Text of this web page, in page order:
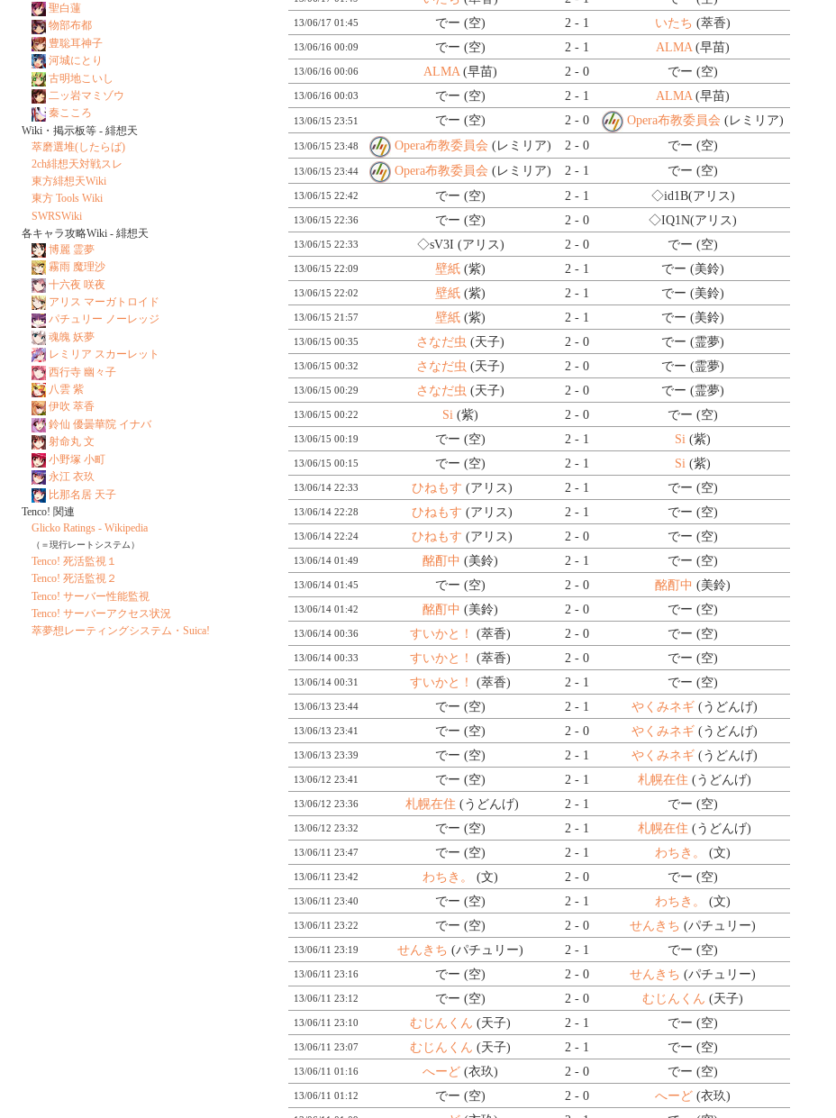
13/06/17 01:45 でー (空) 2 - 1 いたち (萃香)
13/06/16 00:09 でー (空) 2 - 1 ALMA(早苗)
13/06/16 00:06 ALMA(早苗) 2 - 0 でー (空)
13/06/16 00:03 でー (空) 2 - 1 ALMA(早苗)
13/06/15 23:51 でー (空) 2 - 0 Opera布教委員会 (レミリア)
13/06/15 23:48 Opera布教委員会 (レミリア) 2 - 0 でー (空)
13/06/15 23:44 Opera布教委員会 (レミリア) 2 - 1 でー (空)
13/06/15 22:42 でー (空) 2 - 1 ◇id1B(アリス)
13/06/15 22:36 でー (空) 2 - 0 ◇IQ1N(アリス)
13/06/15 22:33 ◇sV3I (アリス) 2 - 0 でー (空)
13/06/15 22:09 壁紙 (紫) 2 - 1 でー (美鈴)
13/06/15 22:02 壁紙 (紫) 2 - 1 でー (美鈴)
13/06/15 21:57 壁紙 (紫) 2 - 1 でー (美鈴)
13/06/15 00:35 さなだ虫 (天子) 2 - 0 でー (霊夢)
13/06/15 00:32 さなだ虫 (天子) 2 - 0 でー (霊夢)
13/06/15 00:29 さなだ虫 (天子) 2 - 0 でー (霊夢)
13/06/15 00:22 Si (紫) 2 - 0 でー (空)
13/06/15 00:19 でー (空) 2 - 1 Si (紫)
13/06/15 00:15 でー (空) 2 - 1 Si (紫)
13/06/14 22:33 ひねもす (アリス) 2 - 1 でー (空)
13/06/14 22:28 ひねもす (アリス) 2 - 1 でー (空)
13/06/14 22:24 ひねもす (アリス) 2 - 0 でー (空)
13/06/14 01:49 酩酊中 (美鈴) 2 - 1 でー (空)
13/06/14 01:45 でー (空) 2 - 0 酩酊中 (美鈴)
13/06/14 01:42 酩酊中 (美鈴) 2 - 0 でー (空)
13/06/14 00:36 すいかと！ (萃香) 2 - 0 でー (空)
13/06/14 00:33 すいかと！ (萃香) 2 - 0 でー (空)
13/06/14 00:31 すいかと！ (萃香) 2 - 1 でー (空)
13/06/13 23:44 でー (空) 2 - 1 やくみネギ (うどんげ)
13/06/13 23:41 でー (空) 2 - 0 やくみネギ (うどんげ)
13/06/13 23:39 でー (空) 2 - 1 やくみネギ (うどんげ)
13/06/12 23:41 でー (空) 2 - 1 札幌在住 (うどんげ)
13/06/12 23:36 札幌在住 (うどんげ) 2 - 1 でー (空)
13/06/12 23:32 でー (空) 2 - 1 札幌在住 (うどんげ)
13/06/11 23:47 でー (空) 2 - 1 わちき。 (文)
13/06/11 23:42 わちき。 (文) 2 - 0 でー (空)
13/06/11 23:40 でー (空) 2 - 1 わちき。 (文)
13/06/11 23:22 でー (空) 2 - 0 せんきち (パチュリー)
13/06/11 23:19 せんきち (パチュリー) 2 - 1 でー (空)
13/06/11 23:16 でー (空) 2 - 0 せんきち (パチュリー)
13/06/11 23:12 でー (空) 2 - 0 むじんくん (天子)
13/06/11 23:10 むじんくん (天子) 2 - 1 でー (空)
13/06/11 23:07 むじんくん (天子) 2 - 1 でー (空)
13/06/11 01:16 へーど (衣玖) 2 - 0 でー (空)
13/06/11 01:12 でー (空) 2 - 0 へーど (衣玖)
聖白蓮
物部布都
豊聡耳神子
河城にとり
古明地こいし
二ッ岩マミゾウ
秦こころ
Wiki・掲示板等 - 緋想天
萃磨選堆(したらば)
2ch緋想天対戦スレ
東方緋想天Wiki
東方 Tools Wiki
SWRSWiki
各キャラ攻略Wiki - 緋想天
博麗 霊夢
霧雨 魔理沙
十六夜 咲夜
アリス マーガトロイド
パチュリー ノーレッジ
魂魄 妖夢
レミリア スカーレット
西行寺 幽々子
八雲 紫
伊吹 萃香
鈴仙 優曇華院 イナバ
射命丸 文
小野塚 小町
永江 衣玖
比那名居 天子
Tenco! 関連
Glicko Ratings - Wikipedia
（＝現行レートシステム）
Tenco! 死活監視１
Tenco! 死活監視２
Tenco! サーバー性能監視
Tenco! サーバーアクセス状況
萃夢想レーティングシステム・Suica!